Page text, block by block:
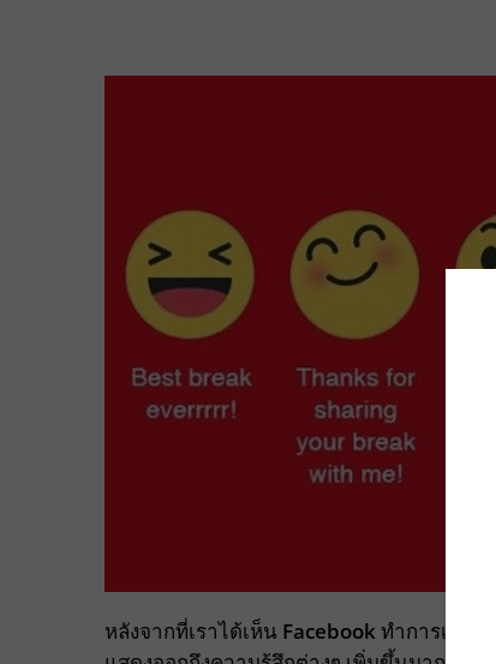
หลังจากที่เราได้เห็น Facebookทำการเพิ่มปุ่